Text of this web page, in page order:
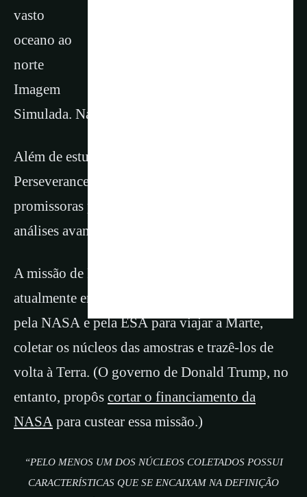
vasto
oceano ao
norte
Imagem
Simulada. Nasa
Além de estudar o ambiente marciano, o rover
Perseverance tem coletado amostras de rochas
promissoras para serem trazidas à Terra para
análises avançadas.
A missão de Retorno de Amostras de Marte está
atualmente em desenvolvimento
pela NASA e pela ESA para viajar a Marte,
coletar os núcleos das amostras e trazê-los de
volta à Terra. (O governo de Donald Trump, no
entanto, propôs cortar o financiamento da
NASA para custear essa missão.)
“PELO MENOS UM DOS NÚCLEOS COLETADOS POSSUI
CARACTERÍSTICAS QUE SE ENCAIXAM NA DEFINIÇÃO